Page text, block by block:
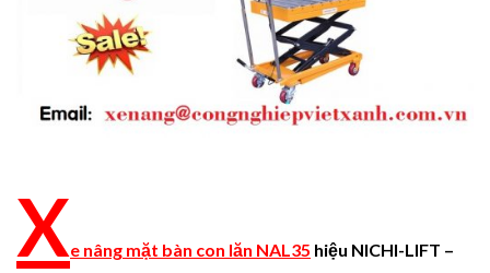
Xe nâng mặt bàn con lăn NAL35 hiệu NICHI-LIFT –